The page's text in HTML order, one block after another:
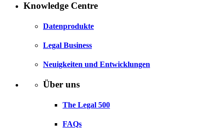
Knowledge Centre
Datenprodukte
Legal Business
Neuigkeiten und Entwicklungen
Über uns
The Legal 500
FAQs